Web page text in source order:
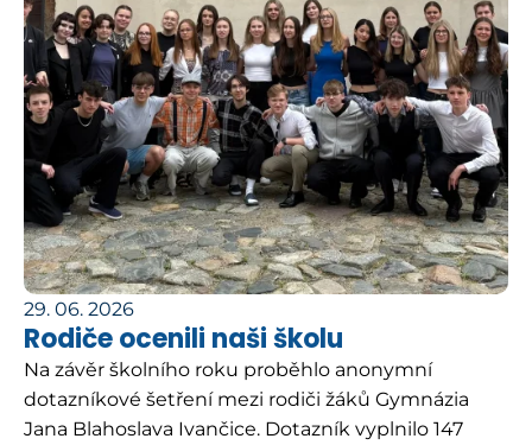
29. 06. 2026
Rodiče ocenili naši školu
Na závěr školního roku proběhlo anonymní
dotazníkové šetření mezi rodiči žáků Gymnázia
Jana Blahoslava Ivančice. Dotazník vyplnilo 147